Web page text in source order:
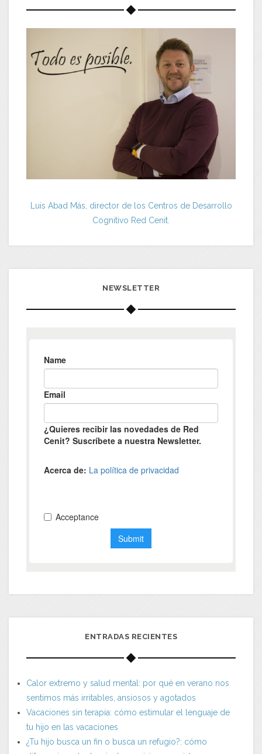
Luis Abad Más, director de los Centros de Desarrollo
Cognitivo Red Cenit.
NEWSLETTER
ENTRADAS RECIENTES
Calor extremo y salud mental: por qué en verano nos
sentimos más irritables, ansiosos y agotados
Vacaciones sin terapia: cómo estimular el lenguaje de
tu hijo en las vacaciones
¿Tu hijo busca un fin o busca un refugio?: cómo